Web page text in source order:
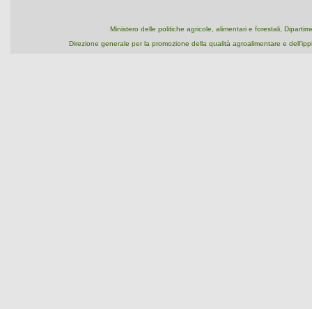
Ministero delle politiche agricole, alimentari e forestali,
Direzione generale per la promozione della qualità agroalimentare e